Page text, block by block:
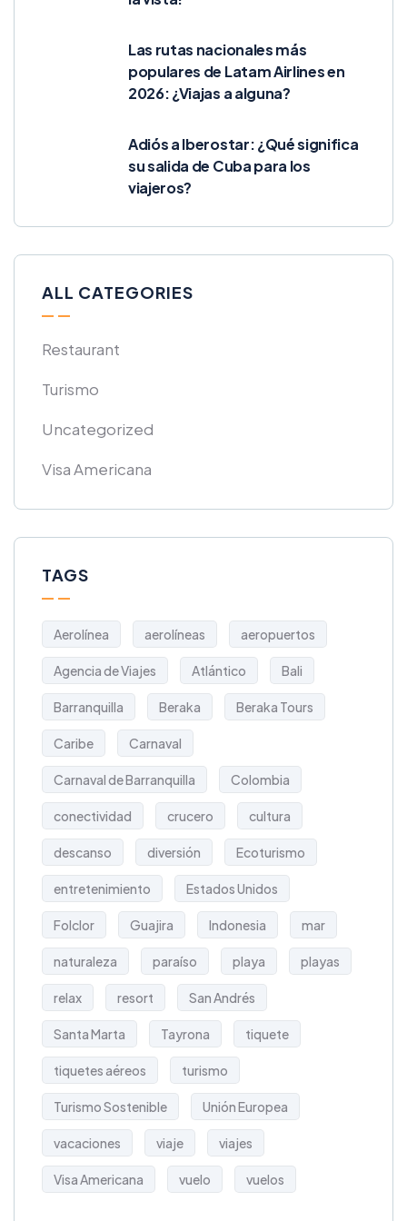
Las rutas nacionales más
populares de Latam Airlines en
2026: ¿Viajas a alguna?
Adiós a Iberostar: ¿Qué significa
su salida de Cuba para los
viajeros?
ALL CATEGORIES
Restaurant
Turismo
Uncategorized
Visa Americana
TAGS
Aerolínea aerolíneas aeropuertos
Agencia de Viajes Atlántico Bali
Barranquilla Beraka Beraka Tours
Caribe Carnaval
Carnaval de Barranquilla Colombia
conectividad crucero cultura
descanso diversión Ecoturismo
entretenimiento Estados Unidos
Folclor Guajira Indonesia mar
naturaleza paraíso playa playas
relax resort San Andrés
Santa Marta Tayrona tiquete
tiquetes aéreos turismo
Turismo Sostenible Unión Europea
vacaciones viaje viajes
Visa Americana vuelo vuelos